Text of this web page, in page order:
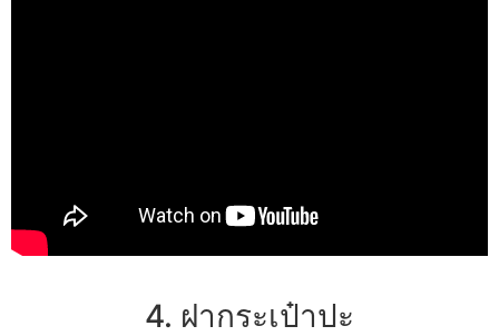
4. ฝากระเป๋าปะ